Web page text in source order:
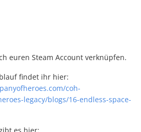
euren Steam Account verknüpfen.
findet ihr hier:
coh-
legacy/blogs/16-endless-space-